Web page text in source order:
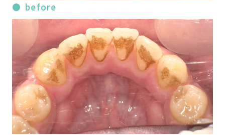
before